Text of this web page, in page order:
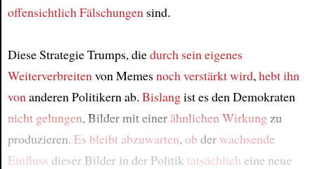
offensichtlich Fälschungen sind.
Diese Strategie Trumps, diedurch sein eigenes
Weiterverbreiten von Memesnoch verstärkt wird, hebt ihn
von anderen Politikern ab. Bislangist es den Demokraten
nicht gelungen, Bilder mit einerähnlichen Wirkungzu
produzieren. Es bleibt abzuwarten, obder wachsende
Einfluss dieser Bilder in der Politik tatsächlich eine neue